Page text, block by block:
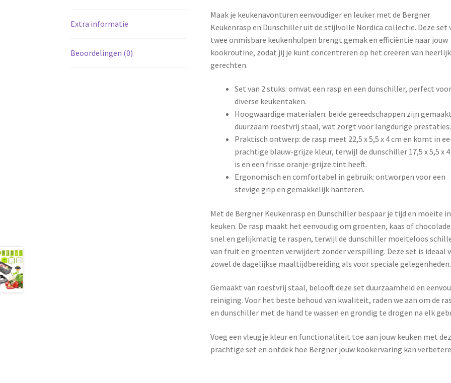
Extra informatie
Beoordelingen (0)
Maak je keukenavonturen eenvoudiger en leuker met de Bergner
Keukenrasp en Dunschiller uit de stijlvolle Nordica collectie. Deze set
twee onmisbare keukenhulpen brengt gemak en efficiëntie naar jouw
kookroutine, zodat jij je kunt concentreren op het creëren van
gerechten.
Set van 2 stuks: omvat een rasp en een dunschiller, perfect voor
diverse keukentaken.
Hoogwaardige materialen: beide gereedschappen zijn
duurzaam roestvrij staal, wat zorgt voor langdurige prestaties.
Praktisch ontwerp: de rasp meet 22,5 x 5,5 x 4 cm en komt in
prachtige blauw-grijze kleur, terwijl de dunschiller 17,5 x 5,5 x
is en een frisse oranje-grijze tint heeft.
Ergonomisch en comfortabel in gebruik: ontworpen voor een
stevige grip en gemakkelijk hanteren.
Met de Bergner Keukenrasp en Dunschiller bespaar je tijd en moeite
keuken. De rasp maakt het eenvoudig om groenten, kaas of chocolade
snel en gelijkmatig te raspen, terwijl de dunschiller moeiteloos
van fruit en groenten verwijdert zonder verspilling. Deze set is ideaal
zowel de dagelijkse maaltijdbereiding als voor speciale gelegenheden.
Gemaakt van roestvrij staal, belooft deze set duurzaamheid en
reiniging. Voor het beste behoud van kwaliteit, raden we aan om de
en dunschiller met de hand te wassen en grondig te drogen na elk
Voeg een vleugje kleur en functionaliteit toe aan jouw keuken met
prachtige set en ontdek hoe Bergner jouw kookervaring kan